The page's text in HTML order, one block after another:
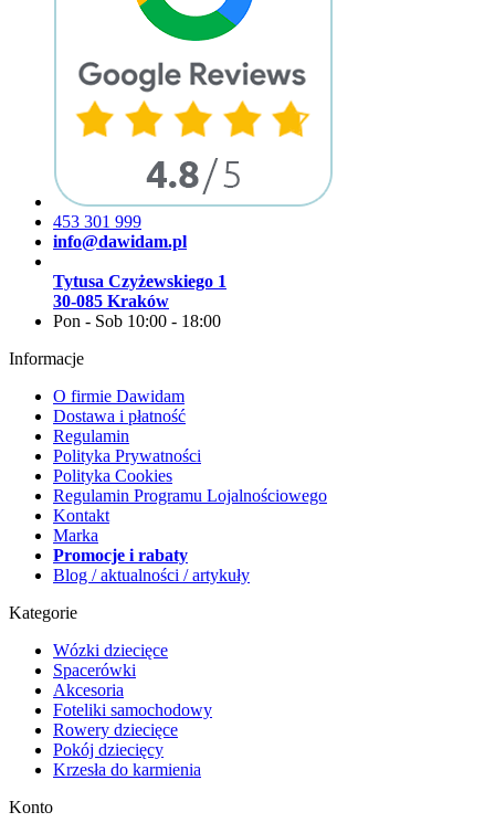
453 301 999
info@dawidam.pl
Tytusa Czyżewskiego 1
30-085 Kraków
Pon - Sob 10:00 - 18:00
Informacje
O firmie Dawidam
Dostawa i płatność
Regulamin
Polityka Prywatności
Polityka Cookies
Regulamin Programu Lojalnościowego
Kontakt
Marka
Promocje i rabaty
Blog / aktualności / artykuły
Kategorie
Wózki dziecięce
Spacerówki
Akcesoria
Foteliki samochodowy
Rowery dziecięce
Pokój dziecięcy
Krzesła do karmienia
Konto